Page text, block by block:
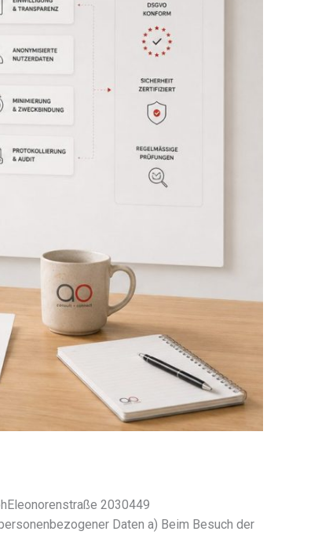
2030449
Daten a) Beim Besuch der